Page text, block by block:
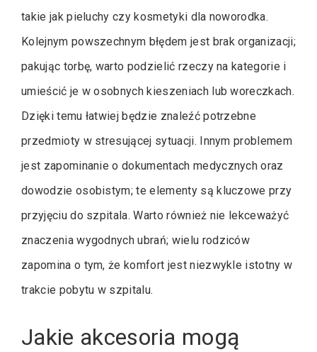
takie jak pieluchy czy kosmetyki dla noworodka.
Kolejnym powszechnym błędem jest brak organizacji;
pakując torbę, warto podzielić rzeczy na kategorie i
umieścić je w osobnych kieszeniach lub woreczkach.
Dzięki temu łatwiej będzie znaleźć potrzebne
przedmioty w stresującej sytuacji. Innym problemem
jest zapominanie o dokumentach medycznych oraz
dowodzie osobistym; te elementy są kluczowe przy
przyjęciu do szpitala. Warto również nie lekceważyć
znaczenia wygodnych ubrań; wielu rodziców
zapomina o tym, że komfort jest niezwykle istotny w
trakcie pobytu w szpitalu.
Jakie akcesoria mogą